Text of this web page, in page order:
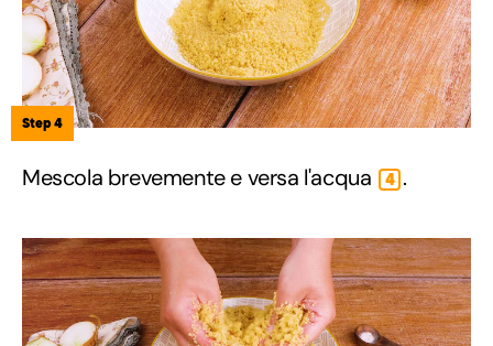
Step 4
Mescola brevemente e versa l'acqua 4 .